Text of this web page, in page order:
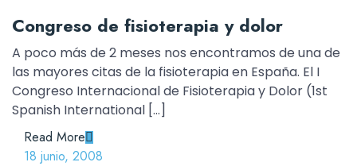
Congreso de fisioterapia y dolor
A poco más de 2 meses nos encontramos de una de
las mayores citas de la fisioterapia en España. El I
Congreso Internacional de Fisioterapia y Dolor (1st
Spanish International […]
Read More
18 junio, 2008